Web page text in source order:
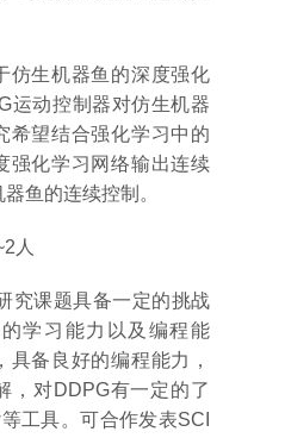
生机器鱼的深度强化
运动控制器对仿生机器
希望结合强化学习中的
强化学习网络输出连续
鱼的连续控制。
人
课题具备一定的挑战
学习能力以及编程能
备良好的编程能力，
，对DDPG有一定的了
工具。可合作发表SCI